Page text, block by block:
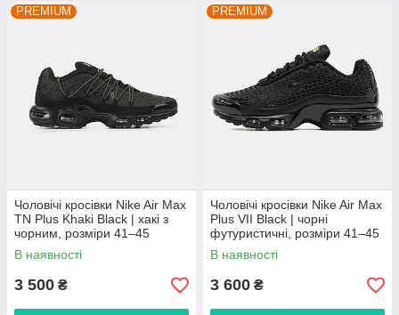
PREMIUM
Чоловічі кросівки Nike Air Max
TN Plus Khaki Black | хакі з
чорним, розміри 41–45
В наявності
3 500 ₴
PREMIUM
Чоловічі кросівки Nike Air Max
Plus VII Black | чорні
футуристичні, розміри 41–45
В наявності
3 600 ₴